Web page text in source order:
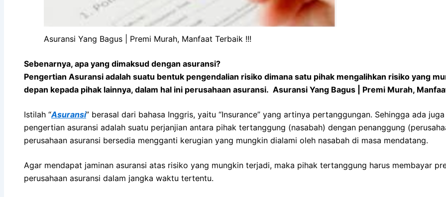
Asuransi Yang Bagus | Premi Murah, Manfaat Terbaik !!!
Sebenarnya, apa yang dimaksud dengan asuransi?
Pengertian Asuransi adalah suatu bentuk pengendalian risiko dimana satu pihak mengalihkan risiko yang
depan kepada pihak lainnya, dalam hal ini perusahaan asuransi. Asuransi Yang Bagus | Premi Murah,
Istilah “Asuransi” berasal dari bahasa Inggris, yaitu “Insurance” yang artinya pertanggungan. Sehingga ada
pengertian asuransi adalah suatu perjanjian antara pihak tertanggung (nasabah) dengan penanggung
perusahaan asuransi bersedia mengganti kerugian yang mungkin dialami oleh nasabah di masa mendatang.
Agar mendapat jaminan asuransi atas risiko yang mungkin terjadi, maka pihak tertanggung harus membayar
perusahaan asuransi dalam jangka waktu tertentu.